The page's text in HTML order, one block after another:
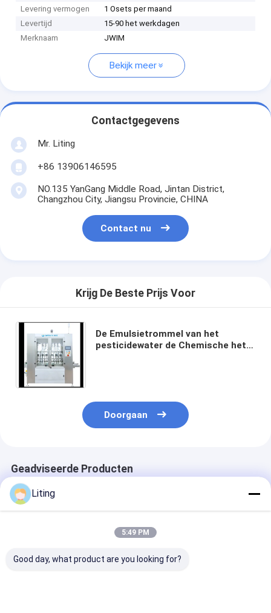
Levering vermogen
1 Osets per maand
Levertijd
15-90 het werkdagen
Merknaam
JWIM
Bekijk meer
Contactgegevens
Mr. Liting
+86 13906146595
NO.135 YanGang Middle Road, Jintan District,
Changzhou City, Jiangsu Provincie, CHINA
Contact nu
Krijg De Beste Prijs Voor
De Emulsietrommel van het
pesticidewater de Chemische het
Doorgaan
Geadviseerde Producten
Liting
5:49 PM
Good day, what product are you looking for?